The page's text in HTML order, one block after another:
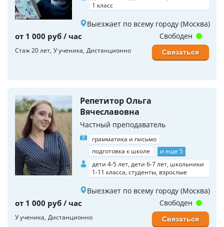
1 класс
Выезжает по всему городу (Москва)
от 1 000 руб / час
Стаж 20 лет У ученика Дистанционно
Свободен
Связаться
Репетитор Ольга
Вячеславовна
Частный преподаватель
грамматика и письмо
подготовка к школе
и еще 5
дети 4-5 лет, дети 6-7 лет, школьники
1-11 класса, студенты, взрослые
Выезжает по всему городу (Москва)
от 1 000 руб / час
У ученика Дистанционно
Свободен
Связаться